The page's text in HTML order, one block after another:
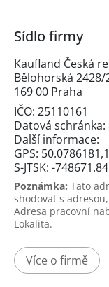
Sídlo firmy
Kaufland Česká
Bělohorská 2428/
169 00 Praha
IČO: 25110161
Datová schránka:
Další informace:
GPS:
S-JTSK: -
Poznámka: Tato
shodovat s
Adresa pracovní
Lokalita.
Více o firmě